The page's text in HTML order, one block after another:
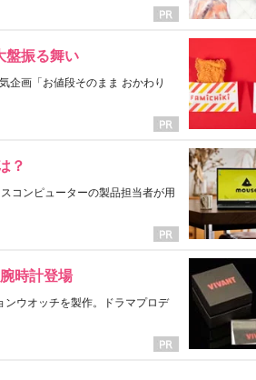
盤振る舞い
企画「お値段そのまま おかわり
？
コンピューターの製品担当者が用
時計登場
ンウオッチを製作。ドラマプロデ